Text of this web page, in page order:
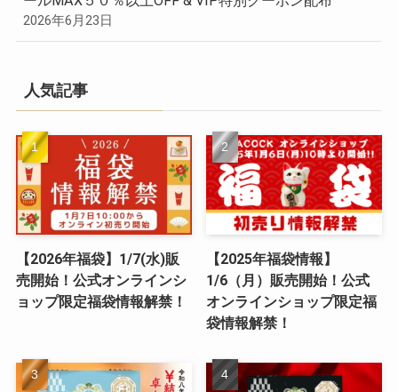
2026年6月23日
人気記事
【2026年福袋】1/7(水)販
売開始！公式オンラインシ
ョップ限定福袋情報解禁！
【2025年福袋情報】
1/6（月）販売開始！公式
オンラインショップ限定福
袋情報解禁！